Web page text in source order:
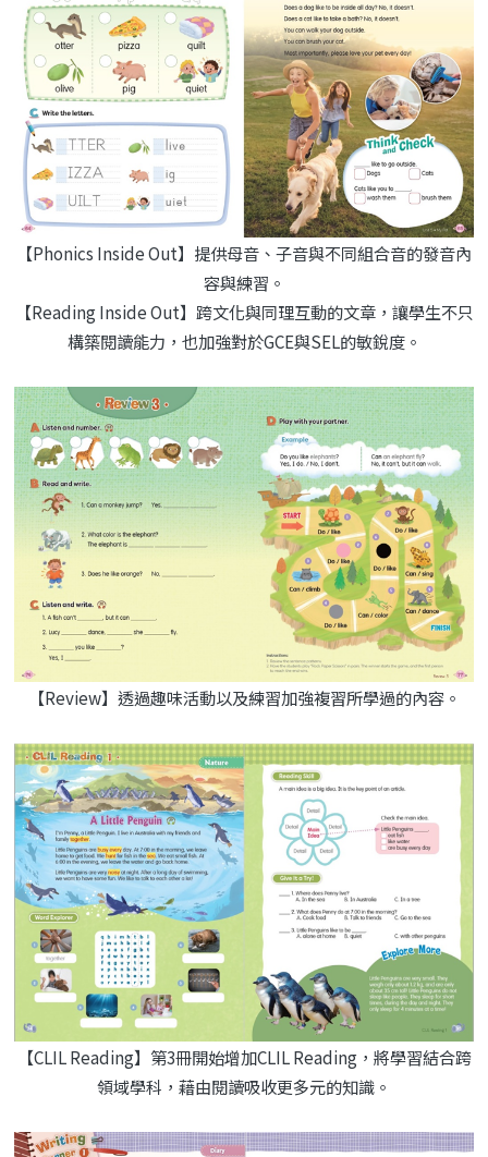
【Phonics Inside Out】提供母音、子音與不同組合音的發音內
容與練習。
【Reading Inside Out】跨文化與同理互動的文章，讓學生不只
構築閱讀能力，也加強對於GCE與SEL的敏銳度。
【Review】透過趣味活動以及練習加強複習所學過的內容。
【CLIL Reading】第3冊開始增加CLIL Reading，將學習結合跨
領域學科，藉由閱讀吸收更多元的知識。